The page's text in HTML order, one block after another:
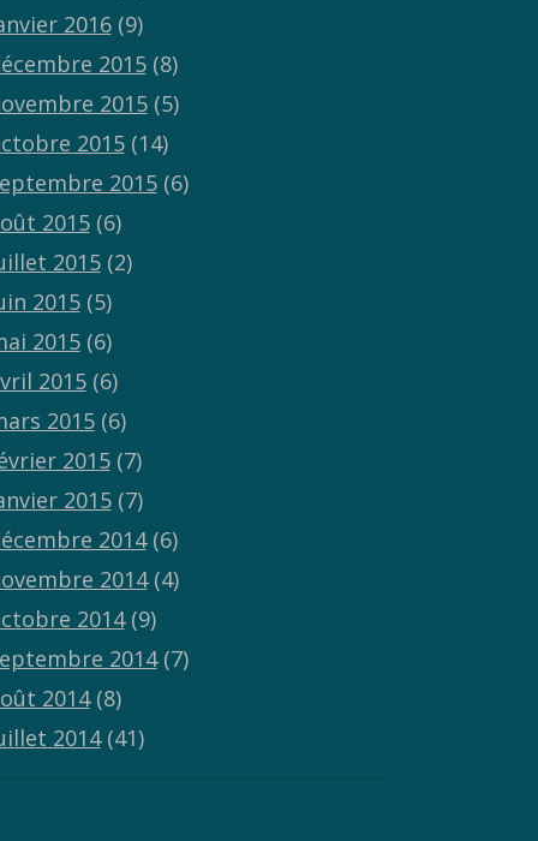
2016(9)
2015(8)
2015(5)
2015(14)
2015(6)
2015(6)
2015(2)
2015(5)
2015(6)
2015(6)
2015(6)
2015(7)
2015(7)
2014(6)
2014(4)
2014(9)
2014(7)
2014(8)
2014(41)